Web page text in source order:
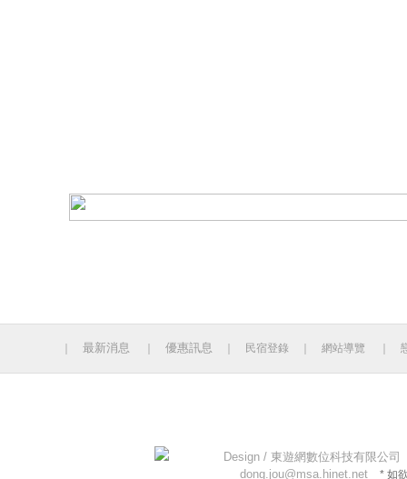
最新消息 優惠訊息 民宿登錄 網站導覽
Design / 東遊網數位科技有限公司
dong.jou@msa.hinet.net
* 如